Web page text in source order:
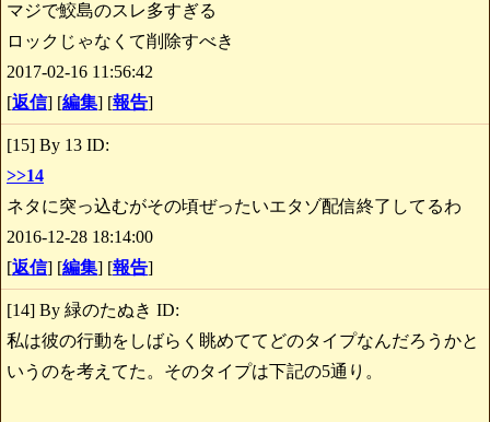
マジで鮫島のスレ多すぎる
ロックじゃなくて削除すべき
2017-02-16 11:56:42
[返信] [編集] [報告]
[15] By 13 ID:
>>14
ネタに突っ込むがその頃ぜったいエタゾ配信終了してるわ
2016-12-28 18:14:00
[返信] [編集] [報告]
[14] By 緑のたぬき ID:
私は彼の行動をしばらく眺めててどのタイプなんだろうかと
いうのを考えてた。そのタイプは下記の5通り。